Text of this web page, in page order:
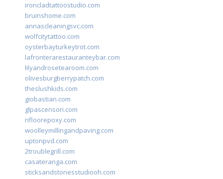
ironcladtattoostudio.com
bruinshome.com
annascleaningsvc.com
wolfcitytattoo.com
oysterbayturkeytrot.com
lafronterarestauranteybar.com
lilyandrosetearoom.com
olivesburgberrypatch.com
theslushkids.com
giobastian.com
glpascensori.com
rifloorepoxy.com
woolleymillingandpaving.com
uptonpvd.com
2troublegrill.com
casateranga.com
sticksandstonesstudiooh.com